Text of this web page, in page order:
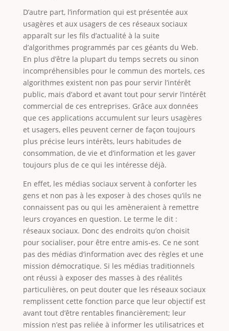
D’autre part, l’information qui est présentée aux
usagères et aux usagers de ces réseaux sociaux
apparaît sur les fils d’actualité à la suite
d’algorithmes programmés par ces géants du Web.
En plus d’être la plupart du temps secrets ou sinon
incompréhensibles pour le commun des mortels, ces
algorithmes existent non pas pour servir l’intérêt
public, mais d’abord et avant tout pour servir l’intérêt
commercial de ces entreprises. Grâce aux données
que ces applications accumulent sur leurs usagères
et usagers, elles peuvent cerner de façon toujours
plus précise leurs intérêts, leurs habitudes de
consommation, de vie et d’information et les gaver
toujours plus de ce qui les intéresse déjà.
En effet, les médias sociaux servent à conforter les
gens et non pas à les exposer à des choses qu’ils ne
connaissent pas ou qui les amèneraient à remettre
leurs croyances en question. Le terme le dit :
réseaux sociaux. Donc des endroits qu’on choisit
pour socialiser, pour être entre amis-es. Ce ne sont
pas des médias d’information avec des règles et une
mission démocratique. Si les médias traditionnels
ont réussi à exposer des masses à des réalités
particulières, on peut douter que les réseaux sociaux
remplissent cette fonction parce que leur objectif est
avant tout d’être rentables financièrement; leur
mission n’est pas reliée à informer les utilisatrices et